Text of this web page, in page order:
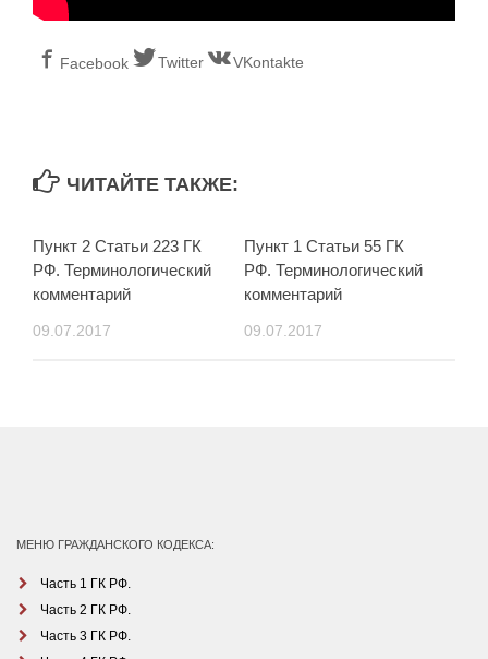
Facebook Twitter VKontakte
ЧИТАЙТЕ ТАКЖЕ:
Пункт 2 Статьи 223 ГК
РФ. Терминологический
комментарий
09.07.2017
Пункт 1 Статьи 55 ГК
РФ. Терминологический
комментарий
09.07.2017
МЕНЮ ГРАЖДАНСКОГО КОДЕКСА:
Часть 1 ГК РФ.
Часть 2 ГК РФ.
Часть 3 ГК РФ.